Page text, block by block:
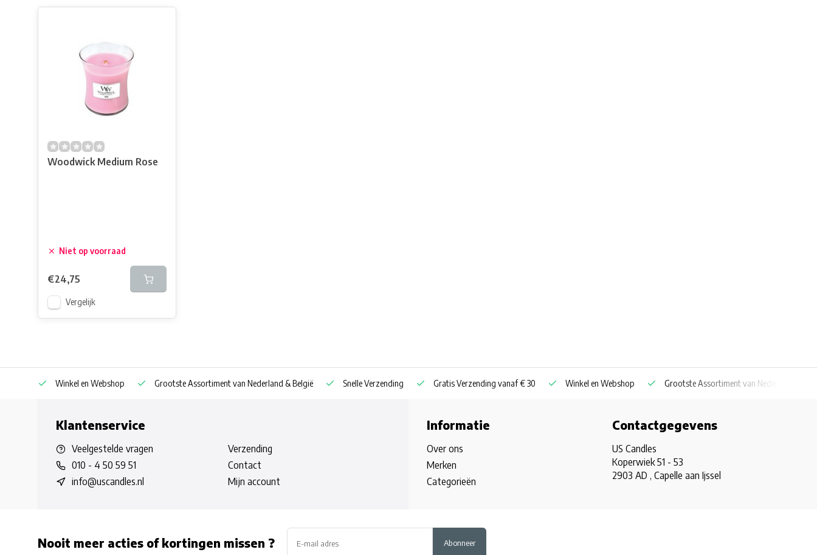
Woodwick Medium Rose
Niet op voorraad
€24,75
Vergelijk
Winkel en Webshop Grootste Assortiment van Nederland & België Snelle Verzending Gratis Verzending vanaf € 30 Winkel en Webshop Grootste Assortiment van Nederland &
Klantenservice
Veelgestelde vragen
010 - 4 50 59 51
info@uscandles.nl
Verzending
Contact
Mijn account
Informatie
Over ons
Merken
Categorieën
Contactgegevens
US Candles
Koperwiek 51 - 53
2903 AD , Capelle aan Ijssel
Nooit meer acties of kortingen missen ? Abonneer